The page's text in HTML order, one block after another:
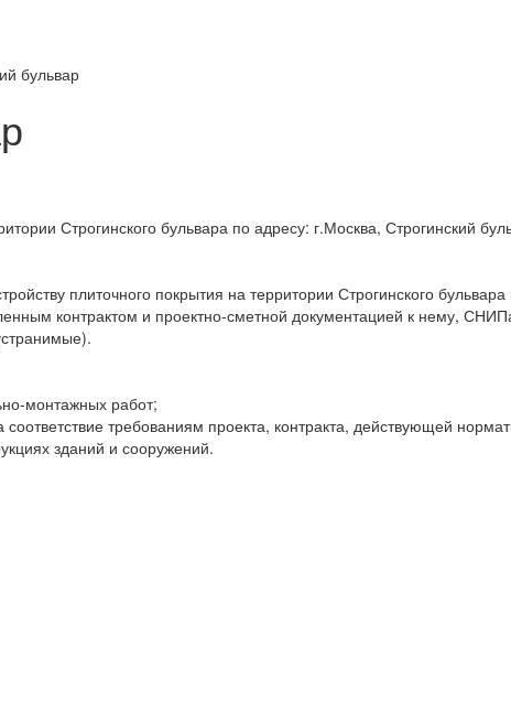
бульвар
Строгинского бульвара по адресу: г.Москва, Строгинский
плиточного покрытия на территории Строгинского
контрактом и проектно-сметной документацией к нему,
монтажных работ;
требованиям проекта, контракта, действующей
зданий и сооружений.